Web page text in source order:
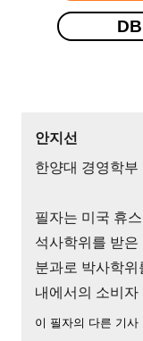
안지선
한양대 경영학부
필자는 미국 휴
석사학위를 받은
분과로 박사학위
내에서의 소비자
이 필자의 다른 기사